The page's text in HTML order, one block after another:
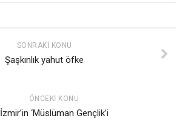
SONRAKI KONU
Şaşkınlık yahut öfke
ÖNCEKI KONU
İzmir’in ‘Müslüman Gençlik’i